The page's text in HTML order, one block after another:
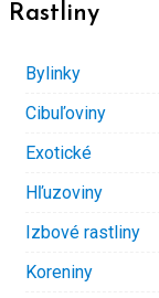
Rastliny
Bylinky
Cibuľoviny
Exotické
Hľuzoviny
Izbové rastliny
Koreniny